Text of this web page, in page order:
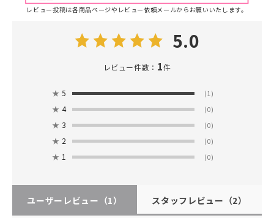
レビュー投稿は各商品ページやレビュー依頼メールからお願いいたします。
5.0
レビュー件数： 1件
★ 5 (1)
★ 4 (0)
★ 3 (0)
★ 2 (0)
★ 1 (0)
ユーザーレビュー （1） スタッフレビュー （2）